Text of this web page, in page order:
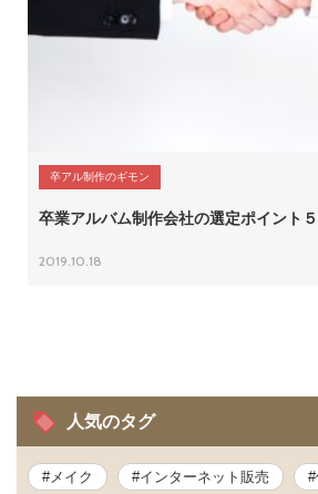
卒アル制作のギモン
卒業アルバム制作会社の選定ポイント
2019.10.18
人気のタグ
#メイク #インターネット販売